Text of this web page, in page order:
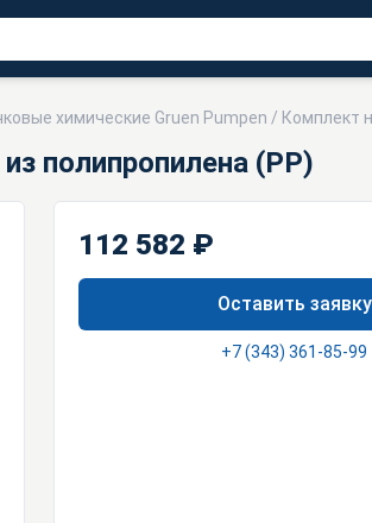
химические Gruen Pumpen / Комплект
полипропилена (РР)
112 582 ₽
Оставить заявку
+7 (343) 361-85-99